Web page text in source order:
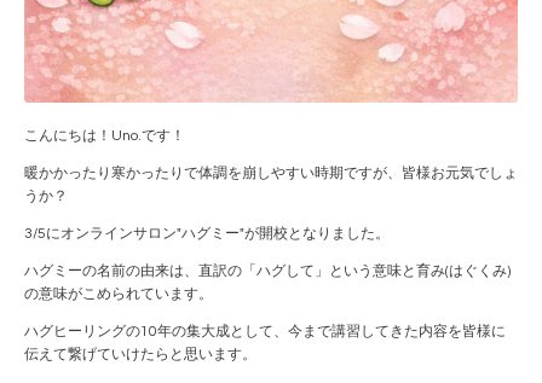
こんにちは！Uno.です！
暖かかったり寒かったりで体調を崩しやすい時期ですが、皆様お元気でしょ
うか？
3/5にオンラインサロン"ハグミー"が開校となりました。
ハグミーの名前の由来は、直訳の「ハグして」という意味と育み(はぐくみ)
の意味がこめられています。
ハグヒーリングの10年の集大成として、今まで講習してきた内容を皆様に
伝えて繋げていけたらと思います。